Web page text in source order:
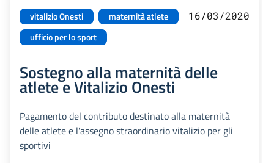
vitalizio Onesti
maternità atlete
ufficio per lo sport
16/03/2020
Sostegno alla maternità delle
atlete e Vitalizio Onesti
Pagamento del contributo destinato alla maternità
delle atlete e l'assegno straordinario vitalizio per gli
sportivi